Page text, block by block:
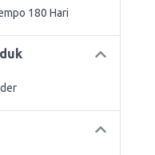
180 Hari